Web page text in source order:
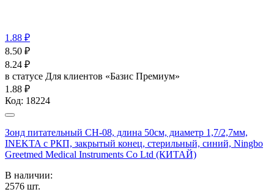
1.88 ₽
8.50 ₽
8.24 ₽
в статусе Для клиентов «Базис Премиум»
1.88 ₽
Код: 18224
Зонд питательный CH-08, длина 50см, диаметр 1,7/2,7мм,
INEKTA с РКП, закрытый конец, стерильный, синий, Ningbo
Greetmed Medical Instruments Co Ltd (КИТАЙ)
В наличии:
2576 шт.